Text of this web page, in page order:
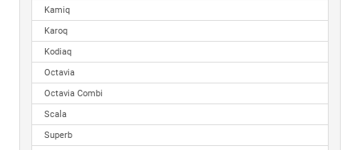
Kamiq
Karoq
Kodiaq
Octavia
Octavia Combi
Scala
Superb